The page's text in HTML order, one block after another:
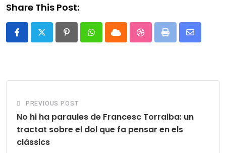
Share This Post:
PinterestWhatsappCloud StumbleUpon
Print
Share
PREVIOUS POST
No hi ha paraules de Francesc Torralba: un
tractat sobre el dol que fa pensar en els
clàssics